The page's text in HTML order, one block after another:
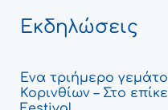
Εκδηλώσεις
Ένα τριήμερο
Κορινθίων – Στο